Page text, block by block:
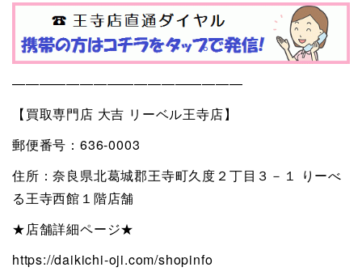
—————————————————
【買取専門店 大吉 リーベル王寺店】
郵便番号：636-0003
住所：奈良県北葛城郡王寺町久度２丁目３－１ りーべ
る王寺西館１階店舗
★店舗詳細ページ★
https://daikichi-oji.com/shopinfo